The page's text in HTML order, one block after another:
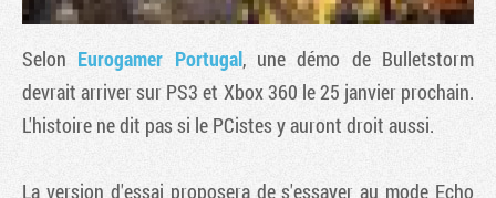
Selon Eurogamer Portugal, une démo de Bulletstorm
devrait arriver sur PS3 et Xbox 360 le 25 janvier prochain.
L'histoire ne dit pas si le PCistes y auront droit aussi.
La version d'essai proposera de s'essayer au mode Echo
Tribune